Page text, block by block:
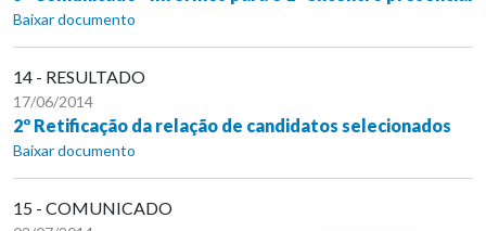
Baixar documento
14 - RESULTADO
17/06/2014
2º Retificação da relação de candidatos selecionados
Baixar documento
15 - COMUNICADO